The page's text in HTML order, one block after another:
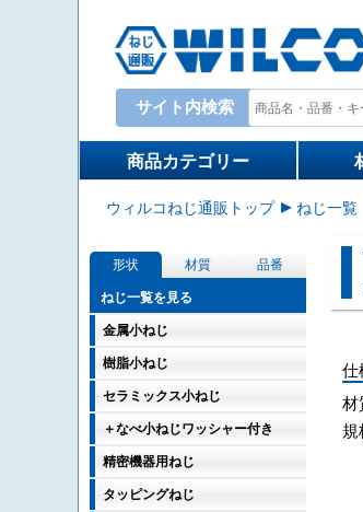
商品カテゴリー
サイト内検索 Write your search
ウィルコねじ通販トップ ねじ一覧
形状 材質 品番
ねじ一覧を見る
金属小ねじ
樹脂小ねじ
セラミックス小ねじ
＋なべ小ねじワッシャー付き
精密機器用ねじ
タッピングねじ
仕
材
規